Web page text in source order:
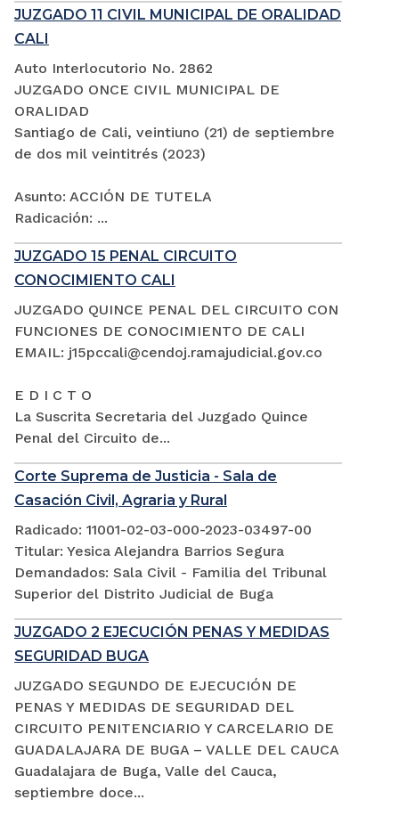
JUZGADO 11 CIVIL MUNICIPAL DE ORALIDAD
CALI
Auto Interlocutorio No. 2862
JUZGADO ONCE CIVIL MUNICIPAL DE
ORALIDAD
Santiago de Cali, veintiuno (21) de septiembre
de dos mil veintitrés (2023)
Asunto: ACCIÓN DE TUTELA
Radicación: ...
JUZGADO 15 PENAL CIRCUITO
CONOCIMIENTO CALI
JUZGADO QUINCE PENAL DEL CIRCUITO CON
FUNCIONES DE CONOCIMIENTO DE CALI
EMAIL: j15pccali@cendoj.ramajudicial.gov.co
E D I C T O
La Suscrita Secretaria del Juzgado Quince
Penal del Circuito de...
Corte Suprema de Justicia - Sala de
Casación Civil, Agraria y Rural
Radicado: 11001-02-03-000-2023-03497-00
Titular: Yesica Alejandra Barrios Segura
Demandados: Sala Civil - Familia del Tribunal
Superior del Distrito Judicial de Buga
JUZGADO 2 EJECUCIÓN PENAS Y MEDIDAS
SEGURIDAD BUGA
JUZGADO SEGUNDO DE EJECUCIÓN DE
PENAS Y MEDIDAS DE SEGURIDAD DEL
CIRCUITO PENITENCIARIO Y CARCELARIO DE
GUADALAJARA DE BUGA – VALLE DEL CAUCA
Guadalajara de Buga, Valle del Cauca,
septiembre doce...